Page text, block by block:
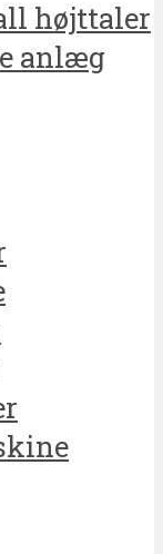
højttaler
anlæg